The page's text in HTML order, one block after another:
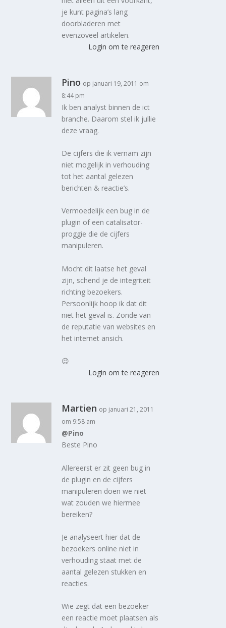
je kunt pagina’s lang
doorbladeren met
evenzoveel artikelen.
Login om te reageren
Pino op januari 19, 2011 om
8:44 pm
Ik ben analyst binnen de ict
branche. Daarom stel ik jullie
deze vraag.
De cijfers die ik vernam zijn
niet mogelijk in verhouding
tot het aantal gelezen
berichten & reactie’s.
Vermoedelijk een bug in de
plugin of een catalisator-
proggie die de cijfers
manipuleren.
Mocht dit laatse het geval
zijn, schend je de integriteit
richting bezoekers.
Persoonlijk hoop ik dat dit
niet het geval is. Zonde van
de reputatie van websites en
het internet ansich.
😉
Login om te reageren
Martien op januari 21, 2011
om 9:58 am
@Pino
Beste Pino
Allereerst er zit geen bug in
de plugin en de cijfers
manipuleren doen we niet
wat zouden we hiermee
bereiken?
Je analyseert hier dat de
bezoekers online niet in
verhouding staat met de
aantal gelezen stukken en
reacties.
Wie zegt dat een bezoeker
een reactie moet plaatsen als